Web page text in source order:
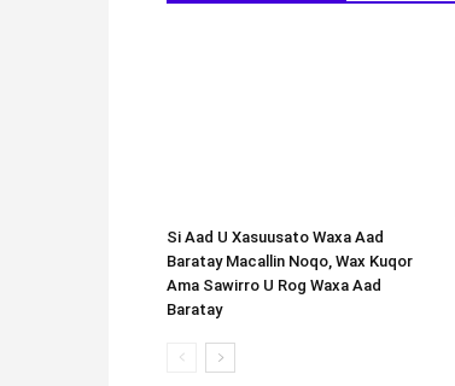
Si Aad U Xasuusato Waxa Aad
Baratay Macallin Noqo, Wax Kuqor
Ama Sawirro U Rog Waxa Aad
Baratay